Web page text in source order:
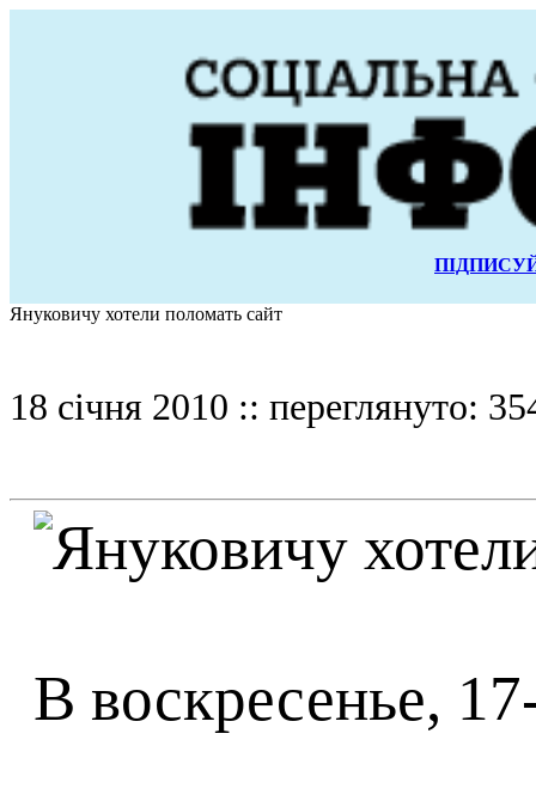
Януковичу хотели поломать сайт
18 січня 2010 :: переглянуто:
В воскресенье,